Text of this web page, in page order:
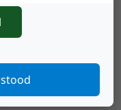
Universidad de
de clases y
manual-
C.M. (2013). El editor